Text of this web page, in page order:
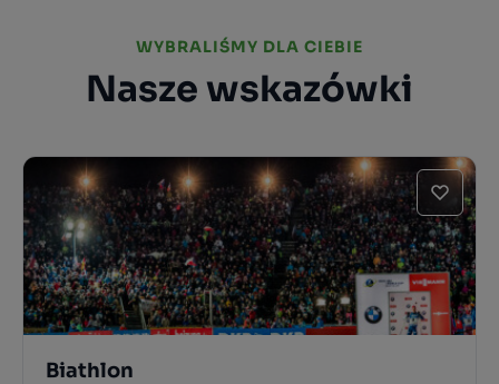
WYBRALIŚMY DLA CIEBIE
Nasze wskazówki
Biathlon